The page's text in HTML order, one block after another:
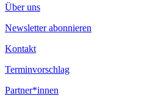
Über uns
Newsletter abonnieren
Kontakt
Terminvorschlag
Partner*innen